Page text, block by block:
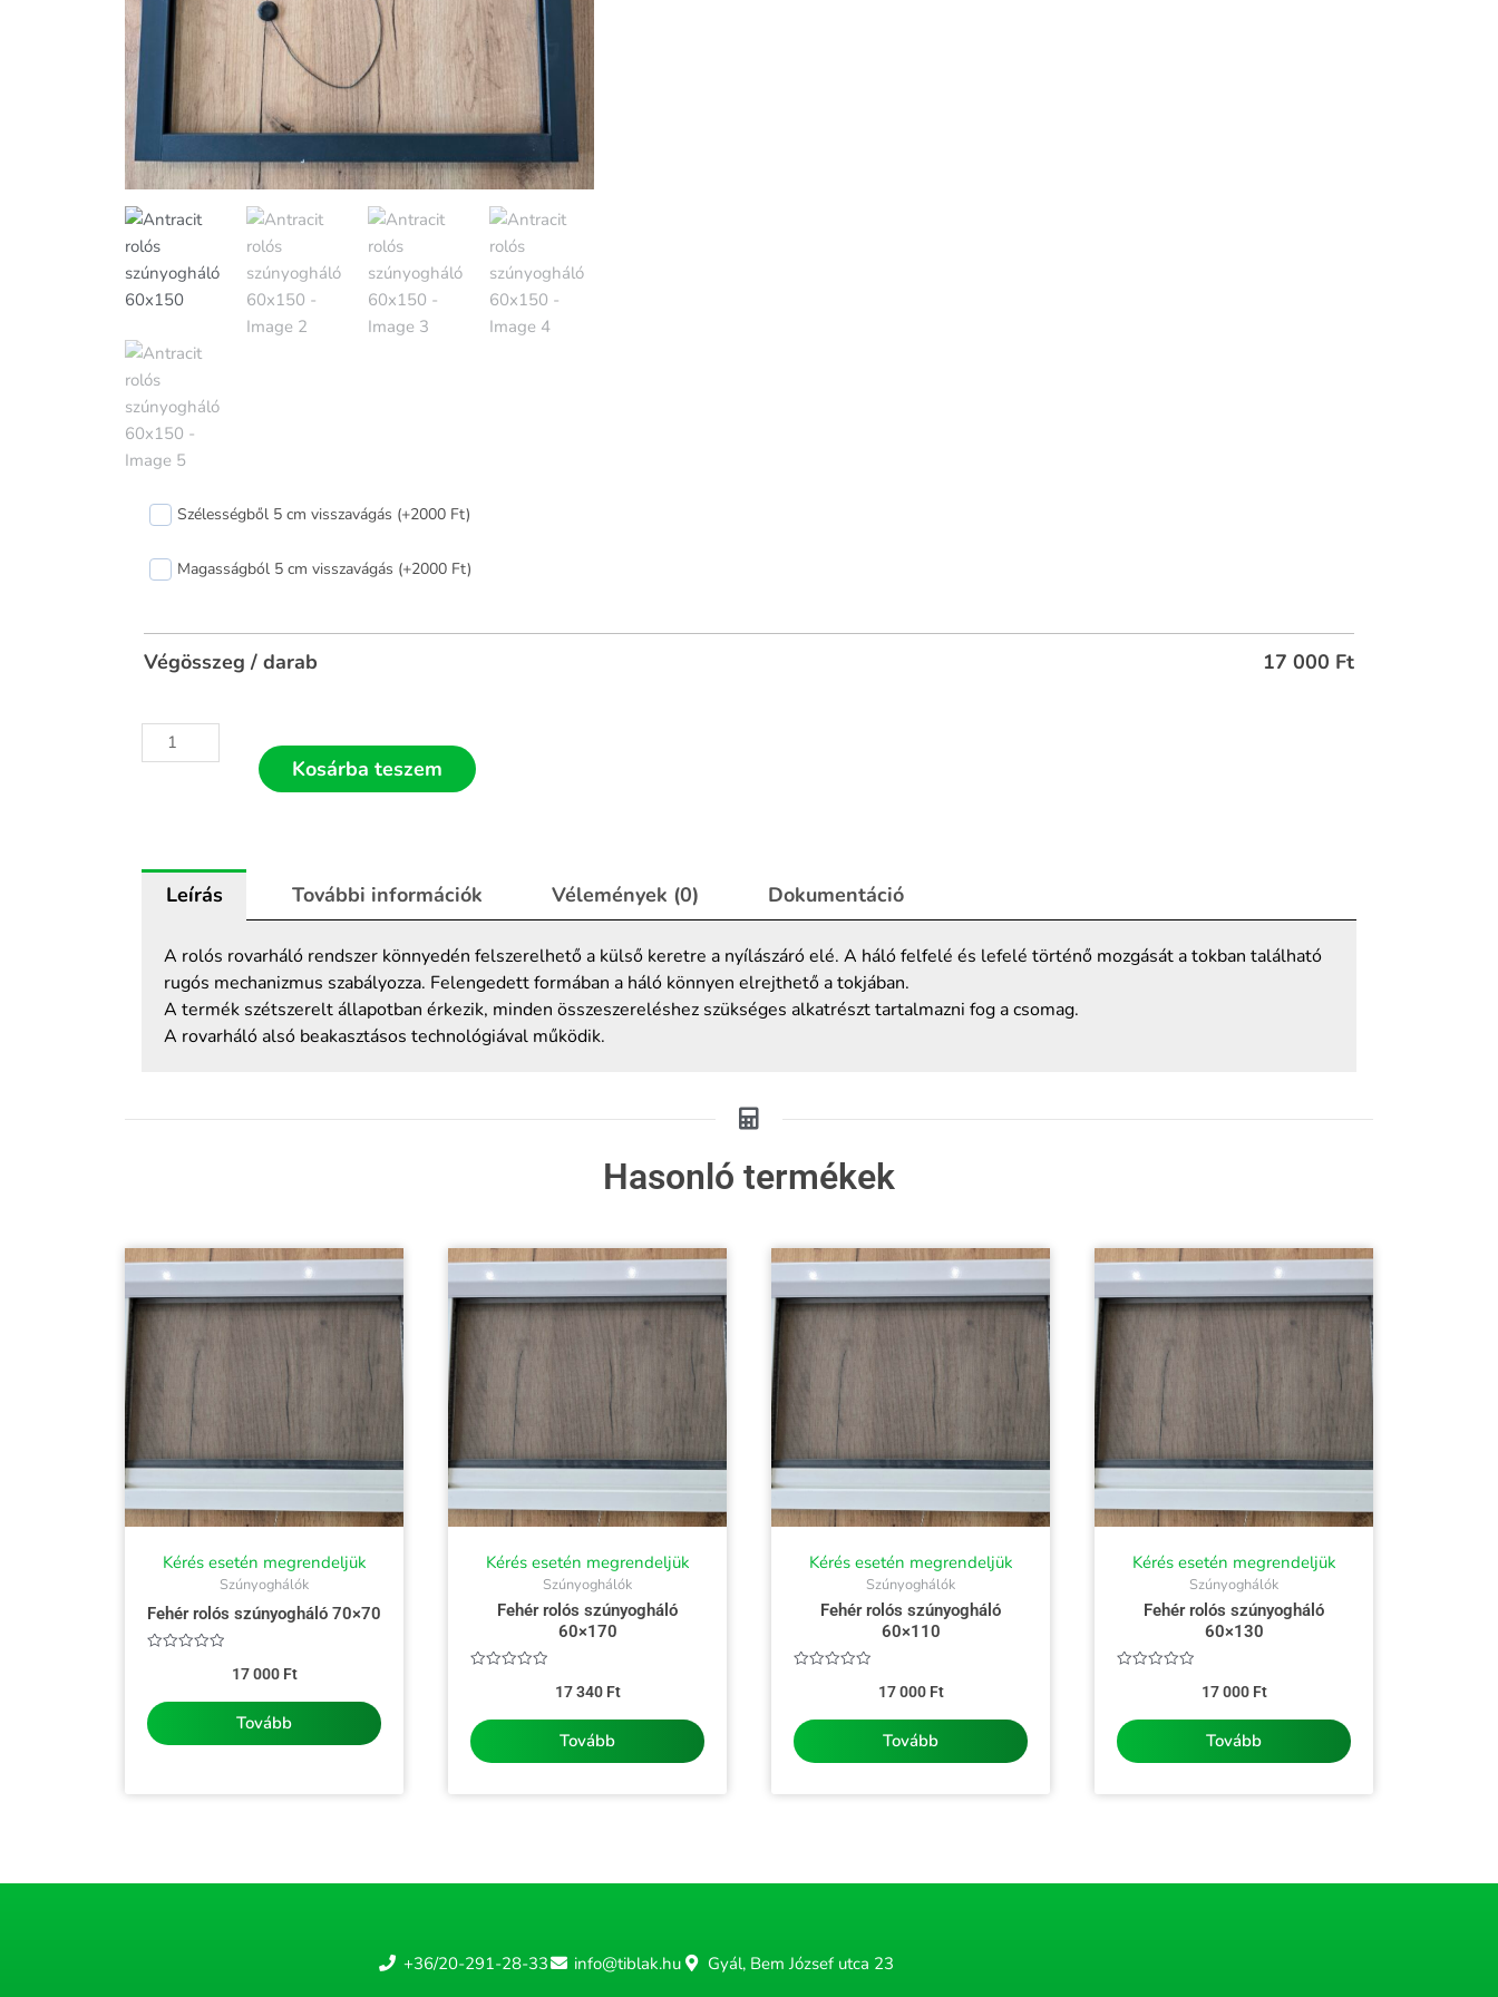
Szélességből 5 cm visszavágás (+2000 Ft)
Magasságból 5 cm visszavágás (+2000 Ft)
Végösszeg / darab 17 000 Ft
rolós
60x150
Kosárba teszem
Leírás További információk Vélemények (0) Dokumentáció
A rolós rovarháló rendszer könnyedén felszerelhető a külső keretre a nyílászáró elé. A háló felfelé és lefelé történő mozgását a tokban található
rugós mechanizmus szabályozza. Felengedett formában a háló könnyen elrejthető a tokjában.
A termék szétszerelt állapotban érkezik, minden összeszereléshez szükséges alkatrészt tartalmazni fog a csomag.
A rovarháló alsó beakasztásos technológiával működik.
Hasonló termékek
Kérés esetén megrendeljük
Szúnyoghálók
Fehér rolós szúnyogháló 70×70
17 000 Ft
Tovább
Kérés esetén megrendeljük
Szúnyoghálók
Fehér rolós szúnyogháló
60×170
17 340 Ft
Tovább
Kérés esetén megrendeljük
Szúnyoghálók
Fehér rolós szúnyogháló
60×110
17 000 Ft
Tovább
Kérés esetén megrendeljük
Szúnyoghálók
Fehér rolós szúnyogháló
60×130
17 000 Ft
Tovább
+36/20-291-28-33 info@tiblak.hu Gyál, Bem József utca 23